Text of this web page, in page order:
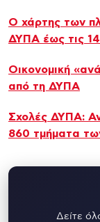
Ο χάρτης των
ΔΥΠΑ έως τις
Oικονομική
από τη ΔΥΠΑ
Σχολές ΔΥΠΑ:
860 τμήματα
Δείτε